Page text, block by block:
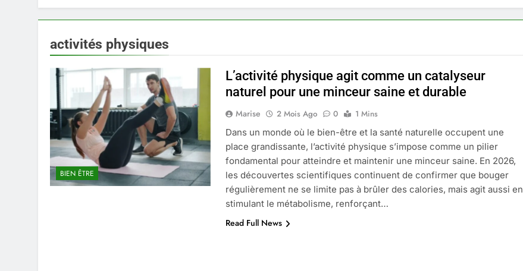
activités physiques
BIEN ÊTRE
L’activité physique agit comme un catalyseur
naturel pour une minceur saine et durable
Marise 2 Mois Ago 0
1 Mins
Dans un monde où le bien-être et la santé naturelle occupent une
place grandissante, l’activité physique s’impose comme un pilier
fondamental pour atteindre et maintenir une minceur saine. En 2026,
les découvertes scientifiques continuent de confirmer que bouger
régulièrement ne se limite pas à brûler des calories, mais agit aussi en
stimulant le métabolisme, renforçant…
Read Full News